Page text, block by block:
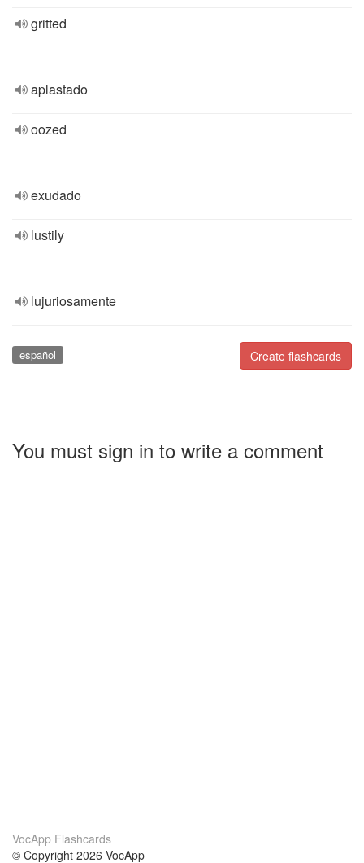
gritted
aplastado
oozed
exudado
lustily
lujuriosamente
Create flashcards
español
You must sign in to write a comment
VocApp Flashcards
© Copyright 2026 VocApp